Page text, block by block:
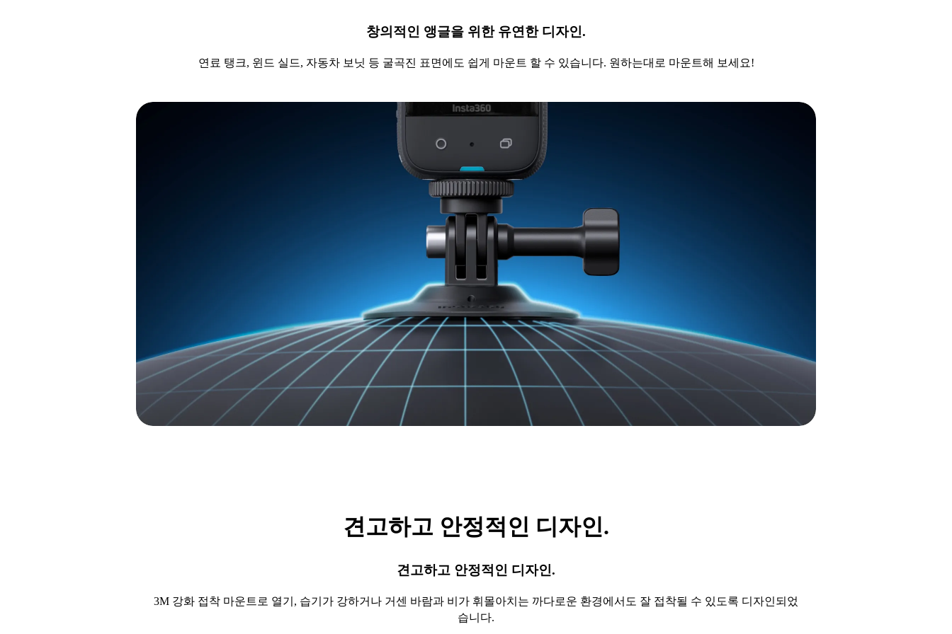
창의적인 앵글을 위한 유연한 디자인.
연료 탱크, 윈드 실드, 자동차 보닛 등 굴곡진 표면에도 쉽게 마운트 할 수 있습니다. 원하는대로 마운트해 보세요!
견고하고 안정적인 디자인.
견고하고 안정적인 디자인.
3M 강화 접착 마운트로 열기, 습기가 강하거나 거센 바람과 비가 휘몰아치는 까다로운 환경에서도 잘 접착될 수 있도록 디자인되었
습니다.